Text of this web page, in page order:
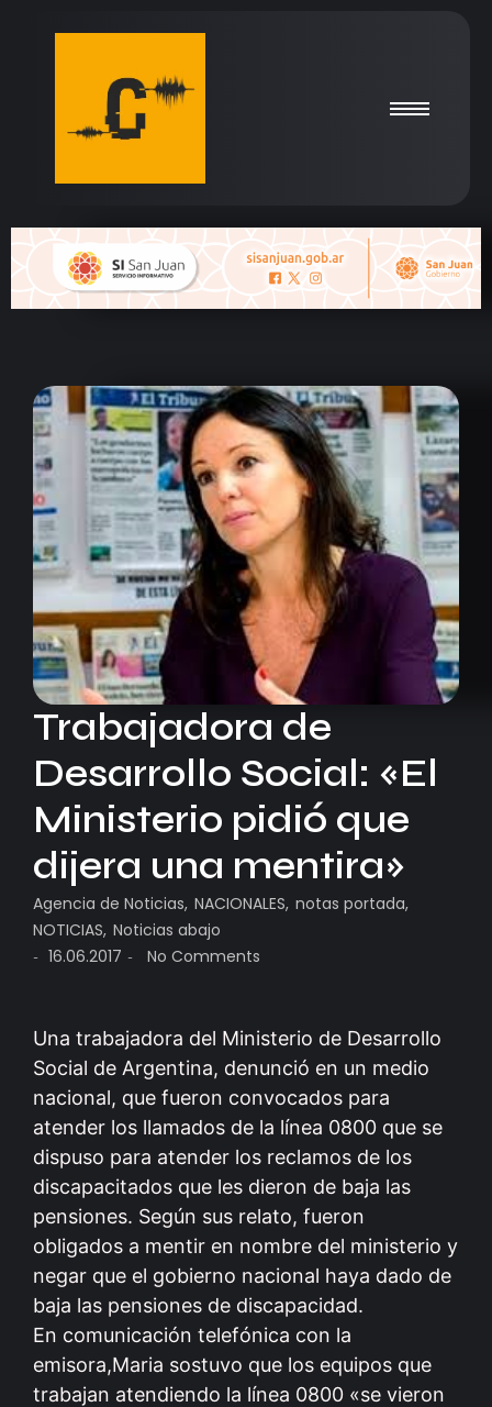
Trabajadora de
Desarrollo Social: «El
Ministerio pidió que
dijera una mentira»
Agencia de Noticias, NACIONALES, notas portada,
NOTICIAS, Noticias abajo
- 16.06.2017 - No Comments
Una trabajadora del Ministerio de Desarrollo
Social de Argentina, denunció en un medio
nacional, que fueron convocados para
atender los llamados de la línea 0800 que se
dispuso para atender los reclamos de los
discapacitados que les dieron de baja las
pensiones. Según sus relato, fueron
obligados a mentir en nombre del ministerio y
negar que el gobierno nacional haya dado de
baja las pensiones de discapacidad.
En comunicación telefónica con la
emisora,Maria sostuvo que los equipos que
trabajan atendiendo la línea 0800 «se vieron